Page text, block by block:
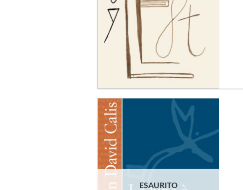
alla lista
dei
desideri
ESAURITO